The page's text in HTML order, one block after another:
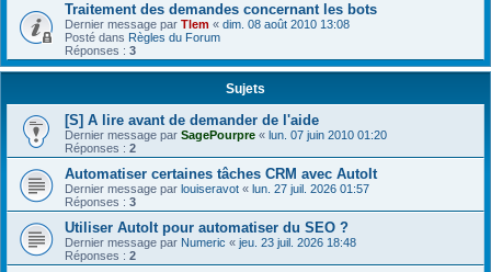
Traitement des demandes concernant les bots
Dernier message par Tlem « dim. 08 août 2010 13:08
Posté dans Règles du Forum
Réponses : 3
Sujets
[S] A lire avant de demander de l'aide
Dernier message par SagePourpre « lun. 07 juin 2010 01:20
Réponses : 2
Automatiser certaines tâches CRM avec AutoIt
Dernier message par louiseravot « lun. 27 juil. 2026 01:57
Réponses : 3
Utiliser AutoIt pour automatiser du SEO ?
Dernier message par Numeric « jeu. 23 juil. 2026 18:48
Réponses : 2